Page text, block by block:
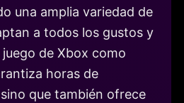
una amplia variedad de
a todos los gustos y
de Xbox como
horas de
que también ofrece